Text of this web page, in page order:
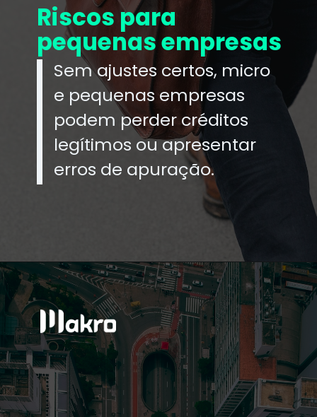
Riscos para
pequenas empresas
Sem ajustes certos, micro
e pequenas empresas
podem perder créditos
legítimos ou apresentar
erros de apuração.